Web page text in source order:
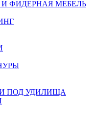
ФИДЕРНАЯ МЕБЕЛЬ
ПОД УДИЛИЩА